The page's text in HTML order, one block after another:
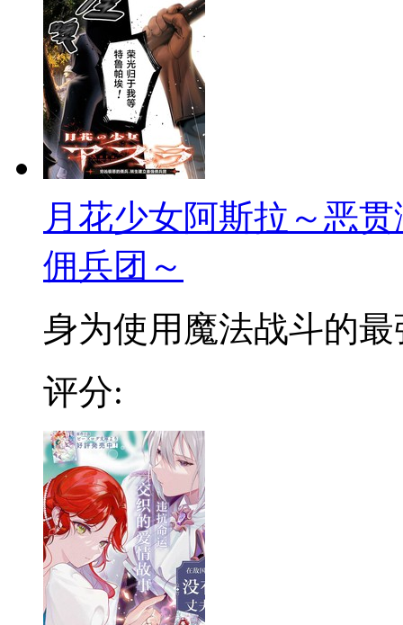
月花少女阿斯拉～恶
佣兵团～
身为使用魔法战斗的最
评分: